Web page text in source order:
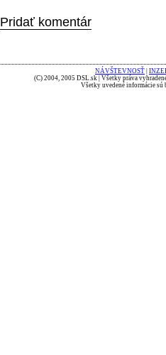
Pridať komentár
NÁVŠTEVNOSŤ
(C) 2004, 2005 DSL.sk | Všetky práva
Všetky uvedené informácie sú